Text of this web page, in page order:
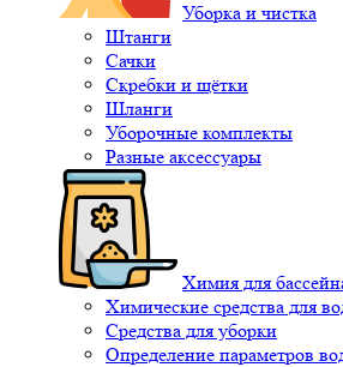
Уборка и чистка
Штанги
Сачки
Скребки и щётки
Шланги
Уборочные комплекты
Разные аксессуары
Химия для
Химические средства для
Средства для уборки
Определение параметров